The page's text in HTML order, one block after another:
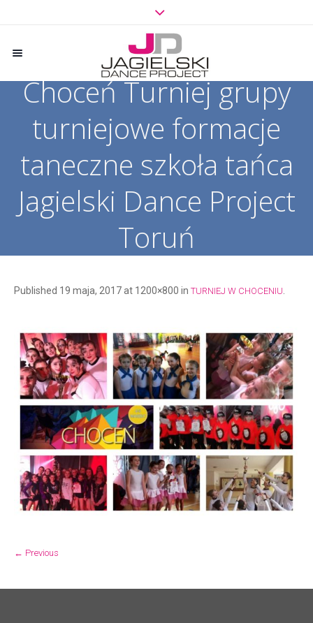
Choceń Turniej grupy
turniejowe formacje
taneczne szkoła tańca
Jagielski Dance Project
Toruń
Published 19 maja, 2017at 1200×800 in TURNIEJ W CHOCENIU
← Previous